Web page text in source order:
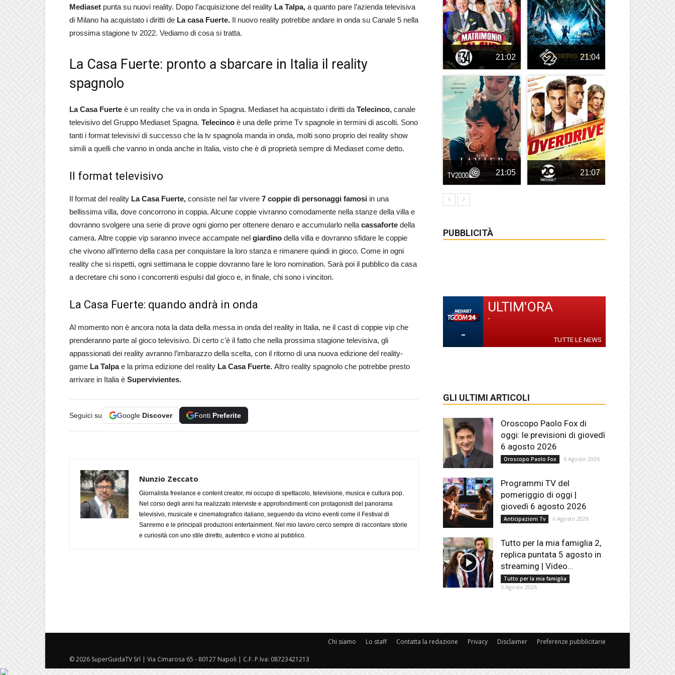
Mediaset punta su nuovi reality. Dopo l’acquisizione del reality La Talpa, a quanto pare l’azienda televisiva
di Milano ha acquistato i diritti de La casa Fuerte. Il nuovo reality potrebbe andare in onda su Canale 5 nella
prossima stagione tv 2022. Vediamo di cosa si tratta.
La Casa Fuerte: pronto a sbarcare in Italia il reality
spagnolo
La Casa Fuerte è un reality che va in onda in Spagna. Mediaset ha acquistato i diritti da Telecinco, canale
televisivo del Gruppo Mediaset Spagna. Telecinco è una delle prime Tv spagnole in termini di ascolti. Sono
tanti i format televisivi di successo che la tv spagnola manda in onda, molti sono proprio dei reality show
simili a quelli che vanno in onda anche in Italia, visto che è di proprietà sempre di Mediaset come detto.
Il format televisivo
Il format del reality La Casa Fuerte, consiste nel far vivere 7 coppie di personaggi famosi in una
bellissima villa, dove concorrono in coppia. Alcune coppie vivranno comodamente nella stanze della villa e
dovranno svolgere una serie di prove ogni giorno per ottenere denaro e accumularlo nella cassaforte della
camera. Altre coppie vip saranno invece accampate nel giardino della villa e dovranno sfidare le coppie
che vivono all’interno della casa per conquistare la loro stanza e rimanere quindi in gioco. Come in ogni
reality che si rispetti, ogni settimana le coppie dovranno fare le loro nomination. Sarà poi il pubblico da casa
a decretare chi sono i concorrenti espulsi dal gioco e, in finale, chi sono i vincitori.
La Casa Fuerte: quando andrà in onda
Al momento non è ancora nota la data della messa in onda del reality in Italia, ne il cast di coppie vip che
prenderanno parte al gioco televisivo. Di certo c’è il fatto che nella prossima stagione televisiva, gli
appassionati dei reality avranno l’imbarazzo della scelta, con il ritorno di una nuova edizione del reality-
game La Talpae la prima edizione del reality La Casa Fuerte. Altro reality spagnolo che potrebbe presto
arrivare in Italia è Supervivientes.
Seguici su Google Discover Fonti Preferite
Nunzio Zeccato
Giornalista freelance e content creator, mi occupo di spettacolo, televisione, musica e cultura pop.
Nel corso degli anni ha realizzato interviste e approfondimenti con protagonisti del panorama
televisivo, musicale e cinematografico italiano, seguendo da vicino eventi come il Festival di
Sanremo e le principali produzioni entertainment. Nel mio lavoro cerco sempre di raccontare storie
e curiosità con uno stile diretto, autentico e vicino al pubblico.
21:02 21:04
21:05 21:07
PUBBLICITÀ
-
ULTIM'ORA
-
TUTTE LE NEWS
GLI ULTIMI ARTICOLI
Oroscopo Paolo Fox di
oggi: le previsioni di giovedì
6 agosto 2026
Oroscopo Paolo Fox 6 Agosto 2026
Programmi TV del
pomeriggio di oggi |
giovedì 6 agosto 2026
Anticipazioni Tv 6 Agosto 2026
Tutto per la mia famiglia 2,
replica puntata 5 agosto in
streaming | Video...
Tutto per la mia famiglia
5 Agosto 2026
Chi siamo Lo staff Contatta la redazione Privacy Disclaimer Preferenze pubblicitarie
© 2026 SuperGuidaTV Srl | Via Cimarosa 65 - 80127 Napoli | C.F. P.Iva: 08723421213